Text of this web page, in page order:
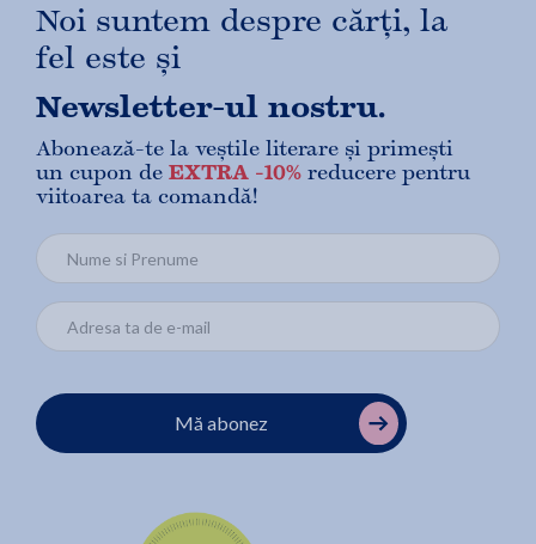
Noi suntem despre cărți, la
fel este și
Newsletter-ul nostru.
Abonează-te la veștile literare și primești
un cupon de EXTRA -10% reducere pentru
viitoarea ta comandă!
Mă abonez